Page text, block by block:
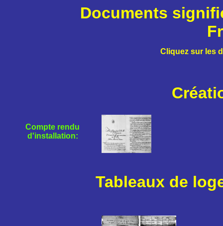
Documents
Cliquez sur les
Compte rendu
d'installation:
Tableaux de